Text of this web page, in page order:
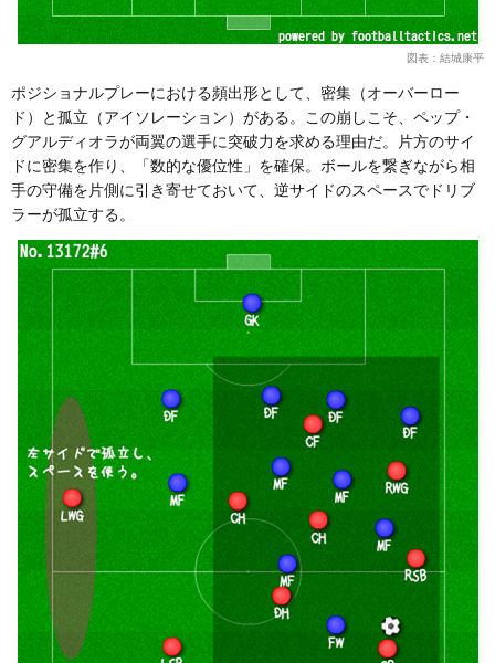
図表：結城康平
ポジショナルプレーにおける頻出形として、密集（オーバーロー
ド）と孤立（アイソレーション）がある。この崩しこそ、ペップ・
グアルディオラが両翼の選手に突破力を求める理由だ。片方のサイ
ドに密集を作り、「数的な優位性」を確保。ボールを繋ぎながら相
手の守備を片側に引き寄せておいて、逆サイドのスペースでドリブ
ラーが孤立する。